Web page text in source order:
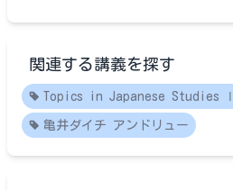
関連する講義を探す
Topics in Japanese Studies Ⅱ
亀井ダイチ アンドリュー